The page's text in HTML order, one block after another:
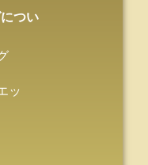
つい
ッ